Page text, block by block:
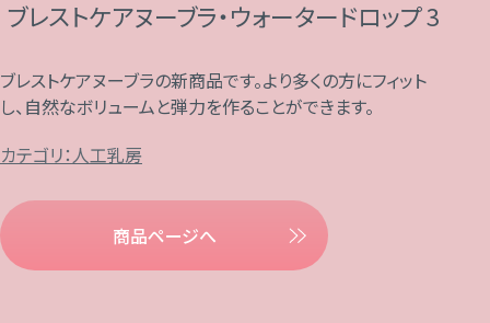
ブレストケアヌーブラ・ウォータードロップ 3
ブレストケアヌーブラの新商品です。より多くの方にフィット
し、自然なボリュームと弾力を作ることができます。
カテゴリ：人工乳房
商品ページへ